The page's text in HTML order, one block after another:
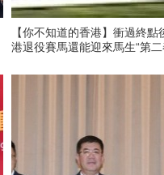
【你不知道的香港】衝過終
港退役賽馬還能迎來馬生“第二